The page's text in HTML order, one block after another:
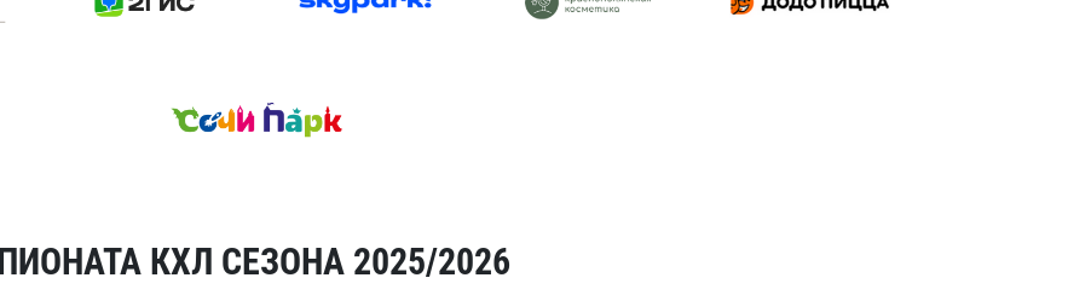
КХЛ СЕЗОНА 2025/2026